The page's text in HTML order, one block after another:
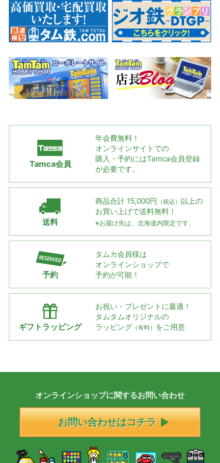
Tamca会員
年会費無料！
オンラインサイトでの
購入・予約にはTamca会員登録
が必要です。
送料
商品合計 15,000円 （税込） 以上の
お買い上げで送料無料！
※お届け先は、北海道内限定です。
予約
タムカ会員様は
オンラインショップで
予約が可能！
ギフトラッピング
お祝い・プレゼントに最適！
タムタムオリジナルの
ラッピング （有料） をご用意
オンラインショップに関するお問い合わせ
お問い合わせはコチラ